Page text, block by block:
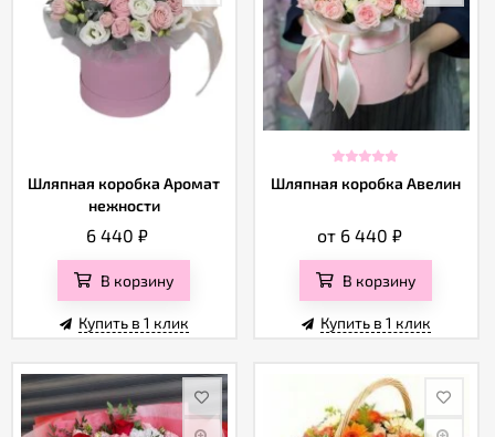
Шляпная коробка Аромат
нежности
6 440₽
В корзину
Купить в 1 клик
Шляпная коробка Авелин
от 6 440 ₽
В корзину
Купить в 1 клик